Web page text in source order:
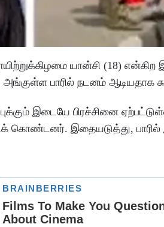
யான்சி (18)
பாரில் நடனம் ஆடியதாக
இடையே பிரச்சினை
கொண்டனர். இதையடுத்து,